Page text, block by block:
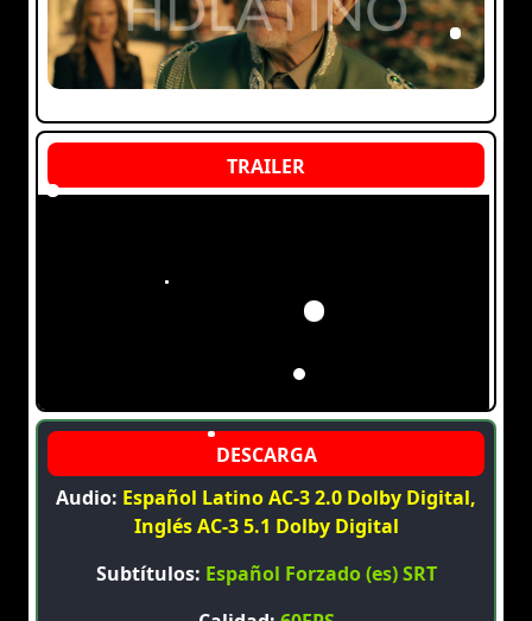
Audio: Español Latino AC-3 2.0 Dolby Digital,
Inglés AC-3 5.1 Dolby Digital
Subtítulos: Español Forzado (es) SRT